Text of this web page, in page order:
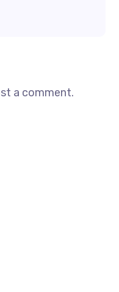
a comment.